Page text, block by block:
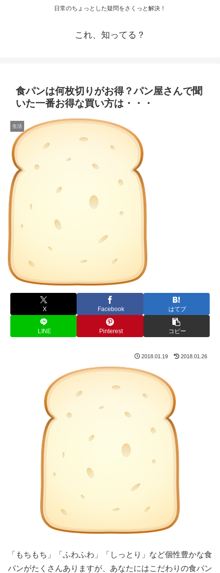
日常のちょっとした疑問をさくっと解決！
これ、知ってる？
食パンは何枚切りがお得？パン屋さんで聞
いた一番お得な買い方は・・・
生活
X Facebook はてブ
LINE Pinterest コピー
2018.01.19 2018.01.26
「もちもち」「ふわふわ」「しっとり」など個性豊かな食
パンがたくさんありますが、あなたにはこだわりの食パン